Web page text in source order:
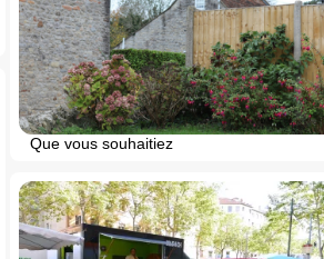
Que vous souhaitiez